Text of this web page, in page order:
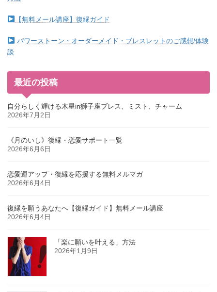
【無料メール講座】復縁ガイド
パワーストーン・オーダーメイド・ブレスレットのご感想/体験
談
最近の投稿
自分らしく輝ける木星in獅子座ブレス、ミスト、チャーム
2026年7月2日
《月のいし》復縁・恋愛サポート一覧
2026年6月6日
恋愛運アップ・復縁を応援する無料メルマガ
2026年6月4日
復縁を願うあなたへ【復縁ガイド】無料メール講座
2026年6月4日
「楽に願いを叶える」方法
2026年1月9日